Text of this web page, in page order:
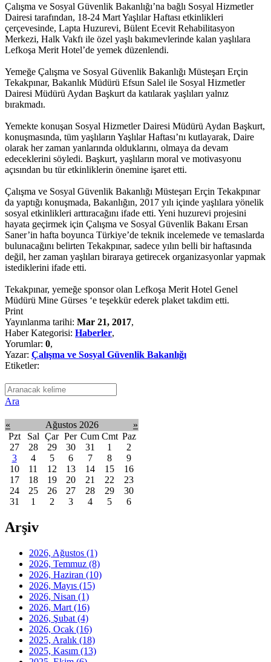
Çalışma ve Sosyal Güvenlik Bakanlığı’na bağlı Sosyal Hizmetler
Dairesi tarafından, 18-24 Mart Yaşlılar Haftası etkinlikleri
çerçevesinde, Lapta Huzurevi, Bülent Ecevit Rehabilitasyon
Merkezi, Halk Vakfı ile özel yaşlı bakımevlerinde kalan yaşlılara
Lefkoşa Merit Hotel’de yemek düzenlendi.
Yemeğe Çalışma ve Sosyal Güvenlik Bakanlığı Müsteşarı Erçin
Tekakpınar, Bakanlık Müdürü Efsun Salel ile Sosyal Hizmetler
Dairesi Müdürü Aydan Başkurt da katılarak yaşlıları yalnız
bırakmadı.
Yemekte konuşan Sosyal Hizmetler Dairesi Müdürü Aydan Başkurt,
konuşmasında, tüm yaşlıların Yaşlılar Haftası’nı kutlayarak, Daire
olarak her zaman yanlarında olduklarını, olmaya da devam
edeceklerini söyledi. Başkurt, yaşlıların moral ve motivasyonu
açısından bu tür etkinliklerin önemine işaret etti.
Çalışma ve Sosyal Güvenlik Bakanlığı Müsteşarı Erçin Tekakpınar
da yaptığı konuşmada, Bakanlığın, 2017 yılı içinde yaşlılara yönelik
sosyal etkinlikleri arttıracağını ifade etti. Yeni huzurevi projesini
hayata geçirmek için Çalışma ve Sosyal Güvenlik Bakanı Ersan
Saner’in hafta boyunca Türkiye’de teknik incelemede ve temaslarda
bulunacağını belirten Tekakpınar, sadece yılın belli bir haftasında
değil, her zaman yaşlıları biraraya getirecek organizasyonlar yapmak
istediklerini ifade etti.
Tekakpınar, yemeğe sponsor olan Lefkoşa Merit Hotel Genel
Müdürü Mine Gürses ‘e teşekkür ederek plaket takdim etti.
Print
Yayınlanma tarihi: Mar 21, 2017,
Haber Kategorisi: Haberler,
Yorumlar: 0,
Yazar: Çalışma ve Sosyal Güvenlik Bakanlığı
Etiketler:
Ara
« Ağustos 2026
»
Pzt
Sal Çar Per Cum Cmt Paz
27
28 29 30 31 1
2
3
4 5 6 7 8
9
10
11 12 13 14 15
16
17
18 19 20 21 22
23
24
25 26 27 28 29
30
31
1 2 3 4 5 6
Arşiv
2026, Ağustos (1)
2026, Temmuz (8)
2026, Haziran (10)
2026, Mayıs (15)
2026, Nisan (1)
2026, Mart (16)
2026, Şubat (4)
2026, Ocak (16)
2025, Aralık (18)
2025, Kasım (13)